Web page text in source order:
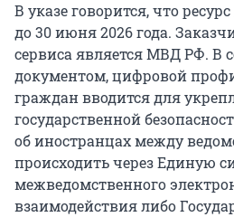
В указе говорится, что
до 30 июня 2026 года.
сервиса является МВД РФ. В
документом, цифровой
граждан вводится для
государственной
об иностранцах между
происходить через Единую
межведомственного
взаимодействия либо